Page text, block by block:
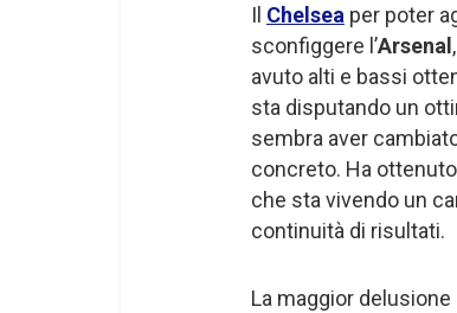
Il Chelsea per poter
sconfiggere l’Arsenal
avuto alti e bassi
sta disputando un
sembra aver
concreto. Ha
che sta vivendo un
continuità di risultati.
La maggior delusione